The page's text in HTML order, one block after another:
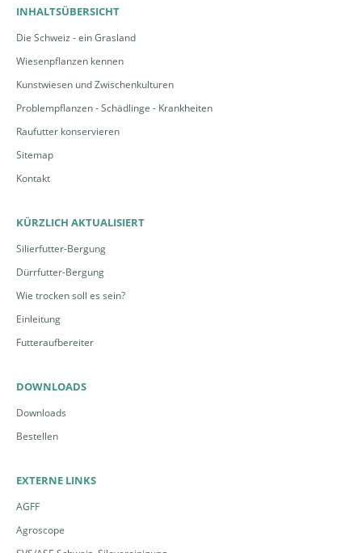
INHALTSÜBERSICHT
Die Schweiz - ein Grasland
Wiesenpflanzen kennen
Kunstwiesen und Zwischenkulturen
Problempflanzen - Schädlinge - Krankheiten
Raufutter konservieren
Sitemap
Kontakt
KÜRZLICH AKTUALISIERT
Silierfutter-Bergung
Dürrfutter-Bergung
Wie trocken soll es sein?
Einleitung
Futteraufbereiter
DOWNLOADS
Downloads
Bestellen
EXTERNE LINKS
AGFF
Agroscope